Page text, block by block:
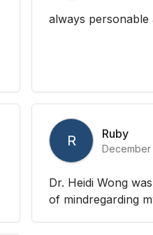
always
R Ruby
December
Dr. Heidi Wong
of mindregarding